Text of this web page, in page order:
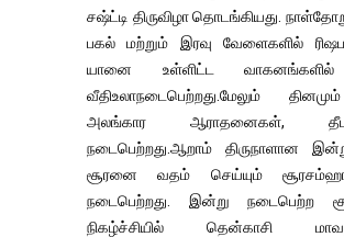
சஷ்ட்டி திருவிழா தொடங்கியது.
பகல் மற்றும் இரவு வேளைகளில்
யானை உள்ளிட்ட வாகனங்களில்
வீதிஉலாநடைபெற்றது.மேலும்
அலங்கார ஆராதனைகள்,
நடைபெற்றது.ஆறாம் திருநாளான
சூரனை வதம் செய்யும்
நடைபெற்றது. இன்று நடைபெற்ற
நிகழ்ச்சியில் தென்காசி